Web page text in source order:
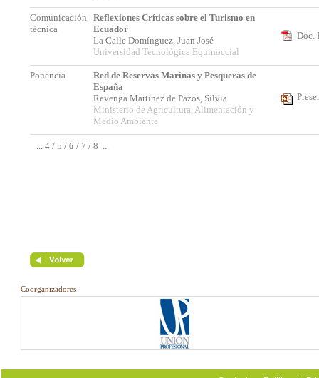
Comunicación
técnica
Reflexiones Críticas sobre el Turismo en
Ecuador
La Calle Domínguez, Juan José
Universidad Tecnológica Equinoccial
Doc.
Ponencia
Red de Reservas Marinas y Pesqueras de
España
Revenga Martínez de Pazos, Silvia
Ministerio de Agricultura, Alimentación y
Medio Ambiente
... 4 / 5 / 6 / 7 / 8 ...
Coorganizadores